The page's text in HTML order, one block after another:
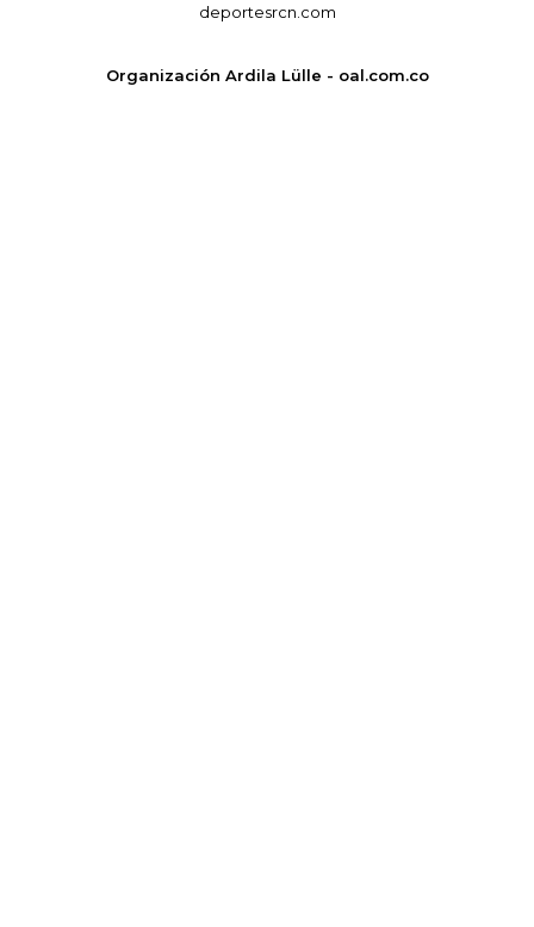
deportesrcn.com
Organización Ardila Lülle - oal.com.co